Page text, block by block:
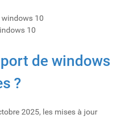
10
de windows
?
2025, les mises à jour